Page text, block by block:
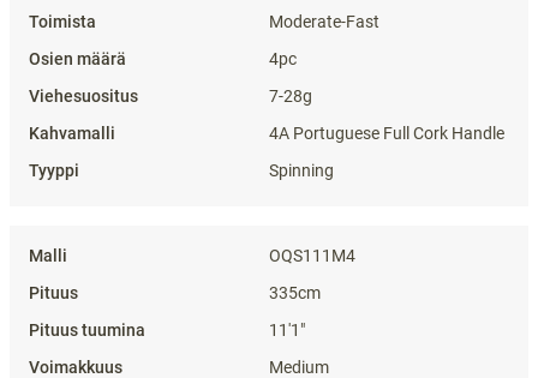
Moderate-Fast
4pc
7-28g
4A Portuguese Full Cork Handle
Spinning
OQS111M4
335cm
11'1"
Medium